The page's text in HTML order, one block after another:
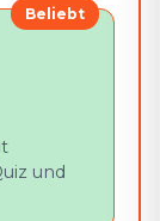
Beliebt
und